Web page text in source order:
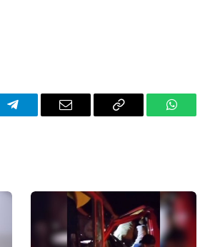
Telegram Email
Copy
WhatsApp